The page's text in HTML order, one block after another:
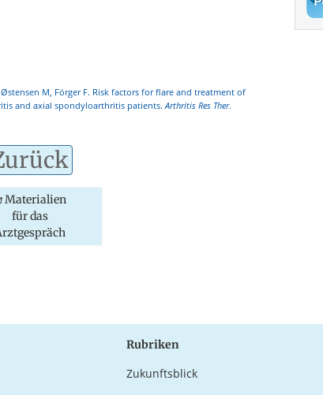
M, Förger F. Risk factors for flare and treatment of
and axial spondyloarthritis patients. Arthritis Res Ther.
Materialien
für das
Rubriken
Zukunftsblick